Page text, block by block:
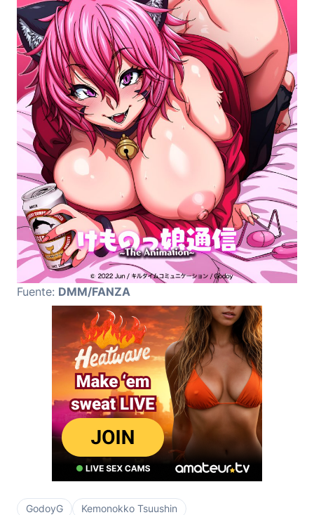
Fuente: DMM/FANZA
GodoyG
Kemonokko Tsuushin